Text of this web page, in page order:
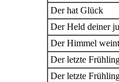
Der hat Glück
Der Held deiner
Der Himmel weint
Der letzte
Der letzte